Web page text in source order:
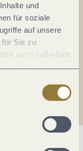
und
für soziale
auf unsere
Sie zu
auch außerhalb
und dort
"Alle
in der Nutzung